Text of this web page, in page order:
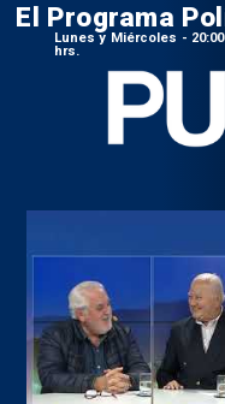
El Programa
Lunes y Miércoles - 20:00
hrs.